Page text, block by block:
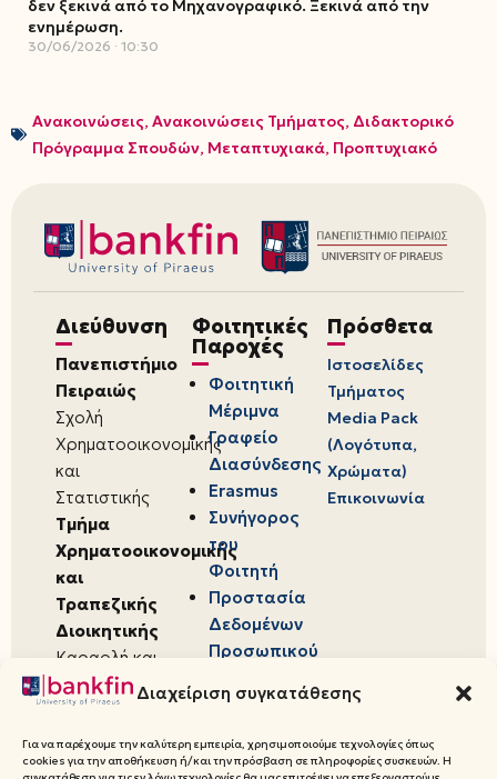
Διαχείριση συγκατάθεσης
Για να παρέχουμε την καλύτερη εμπειρία, χρησιμοποιούμε τεχνολογίες όπως
cookies για την αποθήκευση ή/και την πρόσβαση σε πληροφορίες συσκευών. Η
δεν ξεκινά από το Μηχανογραφικό. Ξεκινά από την
ενημέρωση.
30/06/2026 10:30
Ανακοινώσεις, Ανακοινώσεις Τμήματος, Διδακτορικό
Πρόγραμμα Σπουδών, Μεταπτυχιακά, Προπτυχιακό
Διεύθυνση
Πανεπιστήμιο
Πειραιώς
Σχολή
Χρηματοοικονομικής
και
Στατιστικής
Τμήμα
Χρηματοοικονομικής
και
Τραπεζικής
Διοικητικής
Καραολή και
Δημητρίου 80,
18534,
Πειραιάς
Φοιτητικές
Παροχές
Φοιτητική
Μέριμνα
Γραφείο
Διασύνδεσης
Erasmus
Συνήγορος
του
Φοιτητή
Προστασία
Δεδομένων
Προσωπικού
Πρόσθετα
Ιστοσελίδες
Τμήματος
Media Pack
(Λογότυπα,
Χρώματα)
Επικοινωνία